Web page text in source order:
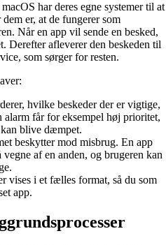
har deres egne systemer til at
er, at de fungerer som
Når en app vil sende en besked,
Derefter afleverer den beskeden til
som sørger for resten.
hvilke beskeder der er vigtige,
får for eksempel høj prioritet,
blive dæmpet.
beskytter mod misbrug. En app
af en anden, og brugeren kan
vises i et fælles format, så du som
app.